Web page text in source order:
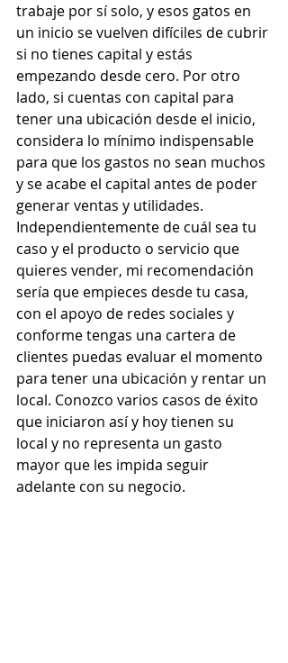
trabaje por sí solo, y esos gatos en
un inicio se vuelven difíciles de cubrir
si no tienes capital y estás
empezando desde cero. Por otro
lado, si cuentas con capital para
tener una ubicación desde el inicio,
considera lo mínimo indispensable
para que los gastos no sean muchos
y se acabe el capital antes de poder
generar ventas y utilidades.
Independientemente de cuál sea tu
caso y el producto o servicio que
quieres vender, mi recomendación
sería que empieces desde tu casa,
con el apoyo de redes sociales y
conforme tengas una cartera de
clientes puedas evaluar el momento
para tener una ubicación y rentar un
local. Conozco varios casos de éxito
que iniciaron así y hoy tienen su
local y no representa un gasto
mayor que les impida seguir
adelante con su negocio.